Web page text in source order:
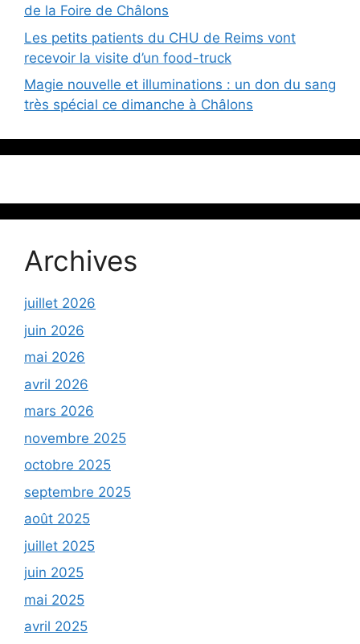
de la Foire de Châlons
Les petits patients du CHU de Reims vont
recevoir la visite d’un food-truck
Magie nouvelle et illuminations : un don du sang
très spécial ce dimanche à Châlons
Archives
juillet 2026
juin 2026
mai 2026
avril 2026
mars 2026
novembre 2025
octobre 2025
septembre 2025
août 2025
juillet 2025
juin 2025
mai 2025
avril 2025